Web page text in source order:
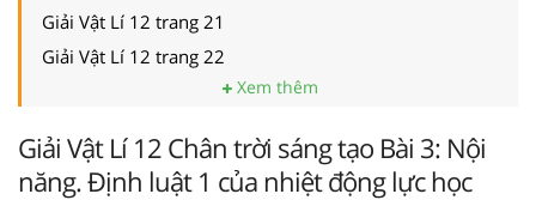
Giải Vật Lí 12 trang 21
Giải Vật Lí 12 trang 22
Xem thêm
Giải Vật Lí 12 Chân trời sáng tạo Bài 3: Nội
năng. Định luật 1 của nhiệt động lực học